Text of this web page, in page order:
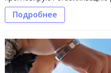
Подробнее